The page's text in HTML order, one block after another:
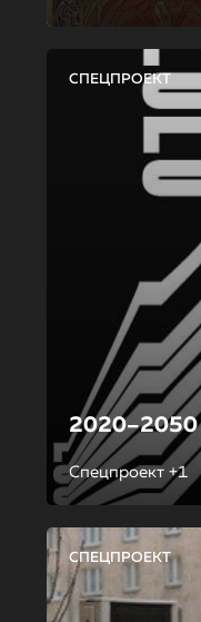
СПЕЦПРОЕКТ
2020–2050
Спецпроект +1
СПЕЦПРОЕКТ